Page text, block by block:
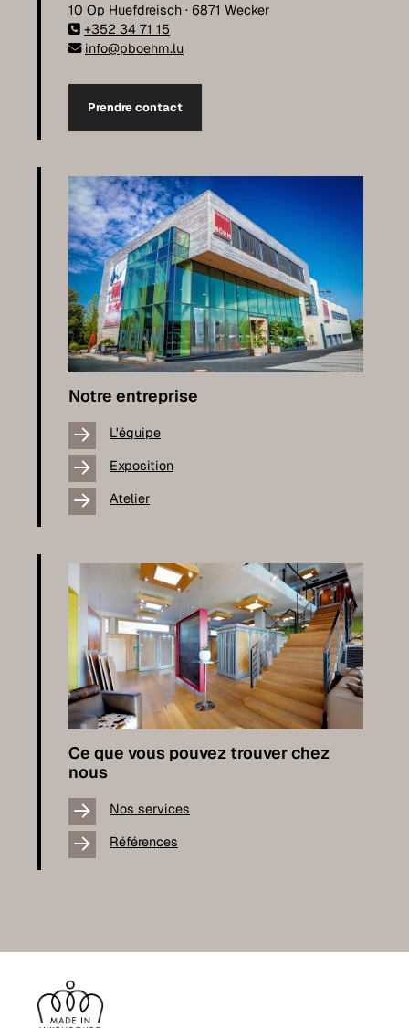
10 Op Huefdreisch · 6871 Wecker
+352 34 71 15
info@pboehm.lu
Prendre contact
Notre entreprise
L'équipe
Exposition
Atelier
Ce que vous pouvez trouver chez
nous
Nos services
Références